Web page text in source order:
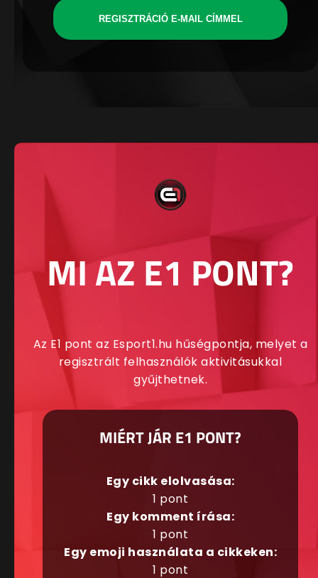
REGISZTRÁCIÓ E-MAIL CÍMMEL
MI AZ E1 PONT?
Az E1 pont az Esport1.hu hűségpontja, melyet a
regisztrált felhasználók aktivitásukkal
gyűjthetnek.
MIÉRT JÁR E1 PONT?
Egy cikk elolvasása:
1 pont
Egy komment írása:
1 pont
Egy emoji használata a cikkeken:
1 pont